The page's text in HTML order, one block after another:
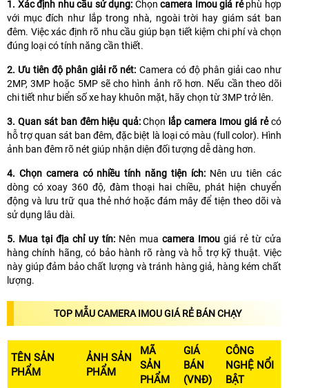
1. Xác định nhu cầu sử dụng: Chọncamera Imou giá rẻphù hợp
với mục đích như lắp trong nhà, ngoài trời hay giám sát ban
đêm. Việc xác định rõ nhu cầu giúp bạn tiết kiệm chi phí và chọn
đúng loại có tính năng cần thiết.
2. Ưu tiên độ phân giải rõ nét: Camera có độ phân giải cao như
2MP, 3MP hoặc 5MP sẽ cho hình ảnh rõ hơn. Nếu cần theo dõi
chi tiết như biển số xe hay khuôn mặt, hãy chọn từ 3MP trở lên.
3. Quan sát ban đêm hiệu quả:Chọn lắp camera Imou giá rẻcó
hỗ trợ quan sát ban đêm, đặc biệt là loại có màu (full color). Hình
ảnh ban đêm rõ nét giúp nhận diện đối tượng dễ dàng hơn.
4. Chọn camera có nhiều tính năng tiện ích: Nên ưu tiên các
dòng có xoay 360 độ, đàm thoại hai chiều, phát hiện chuyển
động và lưu trữ qua thẻ nhớ hoặc đám mây để tiện theo dõi và
sử dụng lâu dài.
5. Mua tại địa chỉ uy tín: Nên mua camera Imou giá rẻ từ cửa
hàng chính hãng, có bảo hành rõ ràng và hỗ trợ kỹ thuật. Việc
này giúp đảm bảo chất lượng và tránh hàng giả, hàng kém chất
lượng.
TOP MẪU CAMERA IMOU GIÁ RẺ BÁN CHẠY
TÊN SẢN
PHẨM
ẢNH SẢN
PHẨM
MÃ
SẢN
PHẨM
GIÁ
BÁN
(VNĐ)
CÔNG
NGHỆ NỔI
BẬT